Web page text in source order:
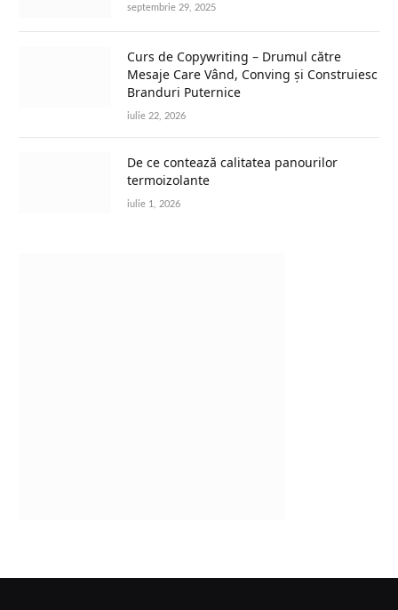
septembrie 29, 2025
Curs de Copywriting – Drumul către
Mesaje Care Vând, Conving și Construiesc
Branduri Puternice
iulie 22, 2026
De ce contează calitatea panourilor
termoizolante
iulie 1, 2026